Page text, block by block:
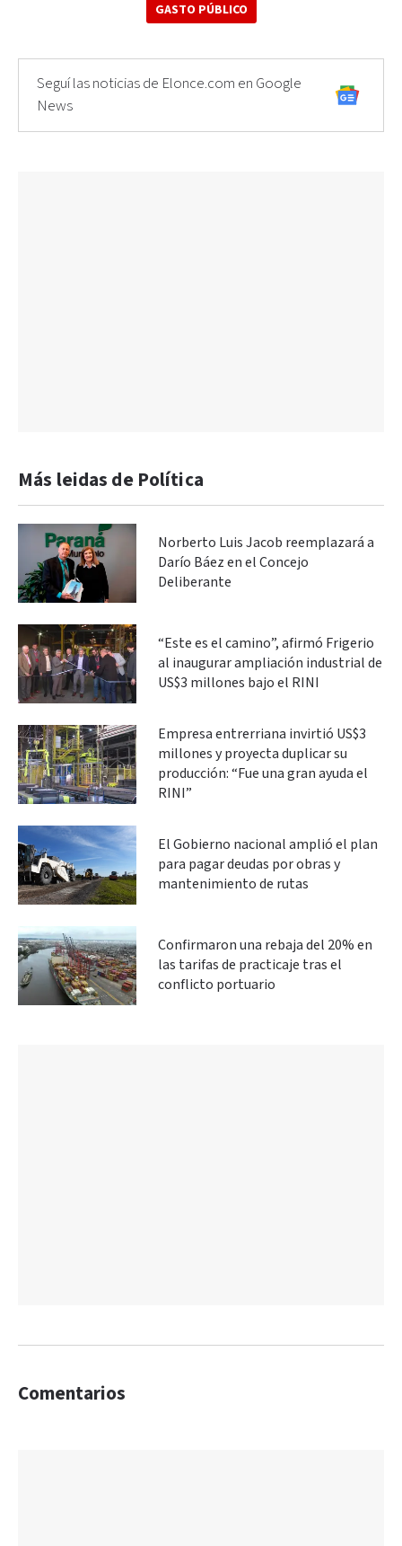
GASTO PÚBLICO
Seguí las noticias de Elonce.com en Google
News
Más leidas de Política
Norberto Luis Jacob reemplazará a
Darío Báez en el Concejo
Deliberante
“Este es el camino”, afirmó Frigerio
al inaugurar ampliación industrial de
US$3 millones bajo el RINI
Empresa entrerriana invirtió US$3
millones y proyecta duplicar su
producción: “Fue una gran ayuda el
RINI”
El Gobierno nacional amplió el plan
para pagar deudas por obras y
mantenimiento de rutas
Confirmaron una rebaja del 20% en
las tarifas de practicaje tras el
conflicto portuario
Comentarios